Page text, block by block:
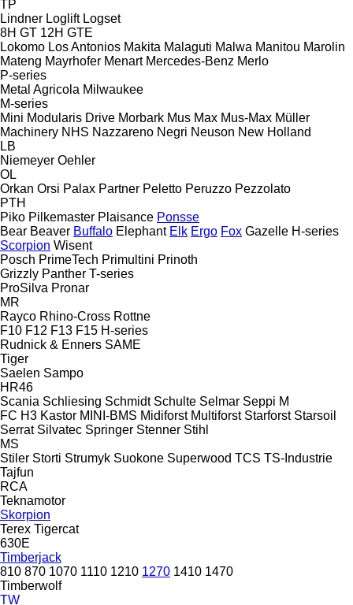
TP
Lindner Loglift Logset
8H GT 12H GTE
Lokomo Los Antonios Makita Malaguti Malwa Manitou Marolin
Mateng Mayrhofer Menart Mercedes-Benz Merlo
P-series
Metal Agricola Milwaukee
M-series
Mini Modularis Drive Morbark Mus Max Mus-Max Müller
Machinery NHS Nazzareno Negri Neuson New Holland
LB
Niemeyer Oehler
OL
Orkan Orsi Palax Partner Peletto Peruzzo Pezzolato
PTH
Piko Pilkemaster Plaisance Ponsse
Bear Beaver Buffalo Elephant Elk Ergo Fox Gazelle H-series
Scorpion Wisent
Posch PrimeTech Primultini Prinoth
Grizzly Panther T-series
ProSilva Pronar
MR
Rayco Rhino-Cross Rottne
F10 F12 F13 F15 H-series
Rudnick & Enners SAME
Tiger
Saelen Sampo
HR46
Scania Schliesing Schmidt Schulte Selmar Seppi M
FC H3 Kastor MINI-BMS Midiforst Multiforst Starforst Starsoil
Serrat Silvatec Springer Stenner Stihl
MS
Stiler Storti Strumyk Suokone Superwood TCS TS-Industrie
Tajfun
RCA
Teknamotor
Skorpion
Terex Tigercat
630E
Timberjack
810 870 1070 1110 1210 1270 1410 1470
Timberwolf
TW